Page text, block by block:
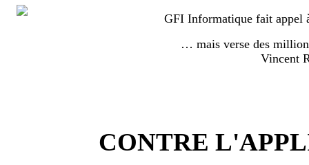
GFI Informatique fait appel
… mais verse des
Vincent
CONTRE